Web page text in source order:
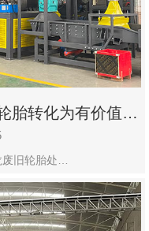
胎转化为有价值的
旧轮胎处…